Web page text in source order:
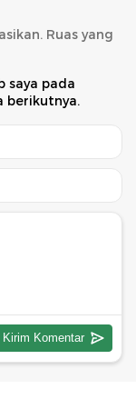
Ruas yang
saya pada
berikutnya.